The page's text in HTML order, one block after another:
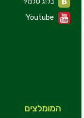
Youtube
המומלצים